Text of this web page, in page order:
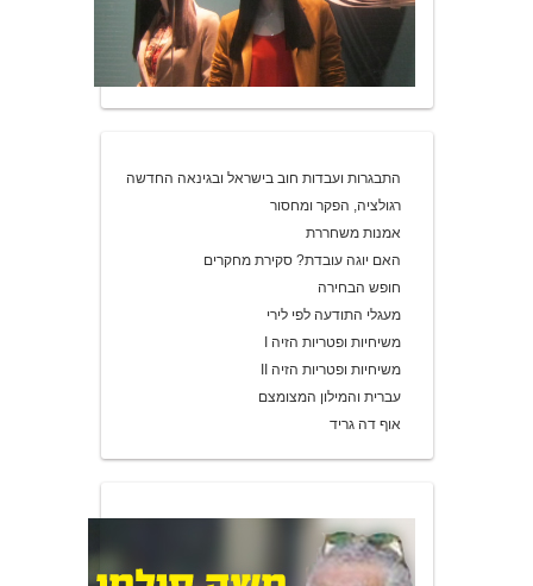
התבגרות ועבדות חוב בישראל ובגינאה החדשה
רגולציה, הפקר ומחסור
אמנות משחררת
האם יוגה עובדת? סקירת מחקרים
חופש הבחירה
מעגלי התודעה לפי לירי
משיחיות ופטריות הזיה I
משיחיות ופטריות הזיה II
עברית והמילון המצומצם
אוף דה גריד